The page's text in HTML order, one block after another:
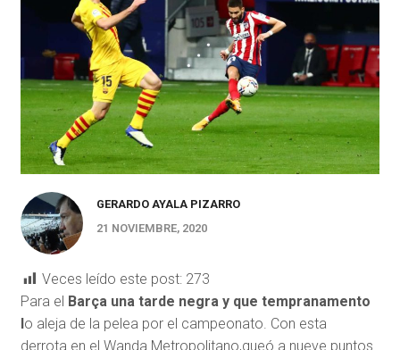
GERARDO AYALA PIZARRO
21 NOVIEMBRE, 2020
Veces leído este post: 273
Para el Barça una tarde negra y que tempranamento
o aleja de la pelea por el campeonato. Con esta
derrota en el Wanda Metropolitano,queó a nueve puntos